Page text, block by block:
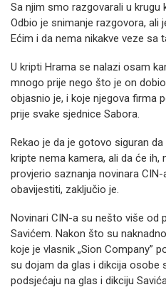
Sa njim smo razgovarali u krugu
Odbio je snimanje razgovora, ali
Ećim i da nema nikakve veze sa
U kripti Hrama se nalazi osam
mnogo prije nego što je on
objasnio je, i koje njegova firma
prije svake sjednice Sabora.
Rekao je da je gotovo siguran
kripte nema kamera, ali da će
provjerio saznanja novinara
obavijestiti, zaključio je.
Novinari CIN-a su nešto više od
Savićem. Nakon što su
koje je vlasnik „Sion Company”
su dojam da glas i dikcija osobe
podsjećaju na glas i dikciju